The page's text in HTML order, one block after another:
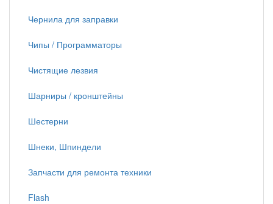
Чернила для заправки
Чипы / Программаторы
Чистящие лезвия
Шарниры / кронштейны
Шестерни
Шнеки, Шпиндели
Запчасти для ремонта техники
Flash